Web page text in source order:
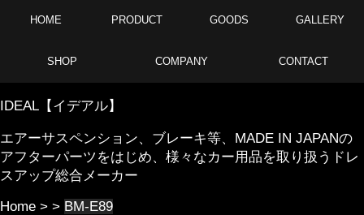
HOME PRODUCT GOODS GALLERY
SHOP COMPANY CONTACT
IDEAL【イデアル】
エアーサスペンション、ブレーキ等、MADE IN JAPANの
アフターパーツをはじめ、様々なカー用品を取り扱うドレ
スアップ総合メーカー
Home > > BM-E89